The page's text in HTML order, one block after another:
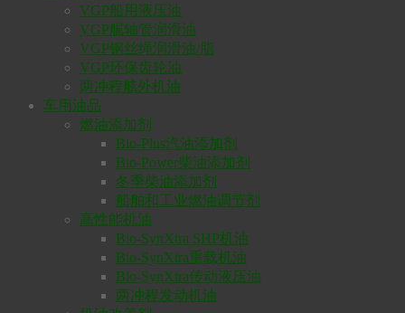
VGP船用液压油
VGP艉轴管润滑油
VGP钢丝绳润滑油/脂
VGP环保齿轮油
两冲程舷外机油
车用油品
燃油添加剂
Bio-Plus汽油添加剂
Bio-Power柴油添加剂
冬季柴油添加剂
船舶和工业燃油调节剂
高性能机油
Bio-SynXtra SHP机油
Bio-SynXtra重载机油
Bio-SynXtra传动液压油
两冲程发动机油